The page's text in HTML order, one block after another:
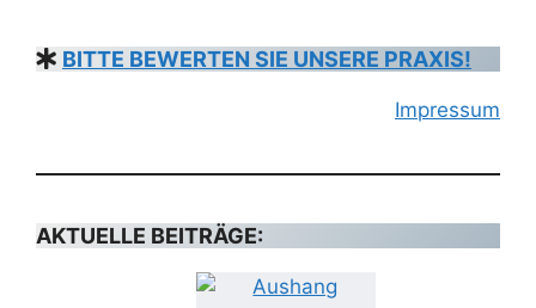
BITTE BEWERTEN SIE UNSERE PRAXIS!
Impressum
AKTUELLE BEITRÄGE: